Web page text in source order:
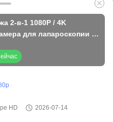
2-в-1 1080P / 4K
для лапароскопии и
HD
2026-07-14